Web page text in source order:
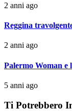
2 anni ago
Reggina
2 anni ago
Palermo Woman e
5 anni ago
Ti Potrebbero